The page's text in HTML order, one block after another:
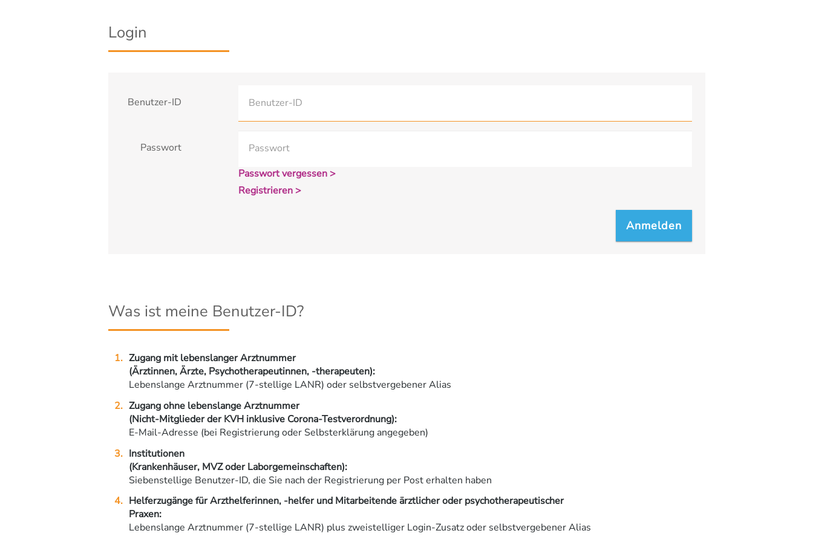
Login
Benutzer-ID
Passwort
Passwort vergessen >
Registrieren >
Was ist meine Benutzer-ID?
Zugang mit lebenslanger Arztnummer
(Ärztinnen, Ärzte, Psychotherapeutinnen, -therapeuten):
Lebenslange Arztnummer (7-stellige LANR) oder selbstvergebener Alias
Zugang ohne lebenslange Arztnummer
(Nicht-Mitglieder der KVH inklusive Corona-Testverordnung):
E-Mail-Adresse (bei Registrierung oder Selbsterklärung angegeben)
Institutionen
(Krankenhäuser, MVZ oder Laborgemeinschaften):
Siebenstellige Benutzer-ID, die Sie nach der Registrierung per Post erhalten haben
Helferzugänge für Arzthelferinnen, -helfer und Mitarbeitende ärztlicher oder psychotherapeutischer
Praxen:
Lebenslange Arztnummer (7-stellige LANR) plus zweistelliger Login-Zusatz oder selbstvergebener Alias